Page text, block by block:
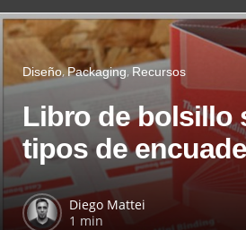
Diseño Packaging Recursos
Libro de bolsillo
tipos de
Diego Mattei
1 min